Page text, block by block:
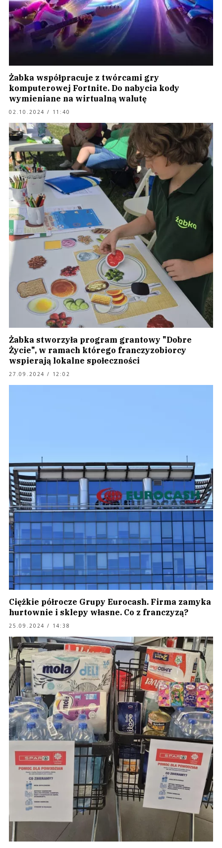
Żabka współpracuje z twórcami gry
komputerowej Fortnite. Do nabycia kody
wymieniane na wirtualną walutę
02.10.2024 / 11:40
Żabka stworzyła program grantowy "Dobre
Życie", w ramach którego franczyzobiorcy
wspierają lokalne społeczności
27.09.2024 / 12:02
Ciężkie półrocze Grupy Eurocash. Firma zamyka
hurtownie i sklepy własne. Co z franczyzą?
25.09.2024 / 14:38